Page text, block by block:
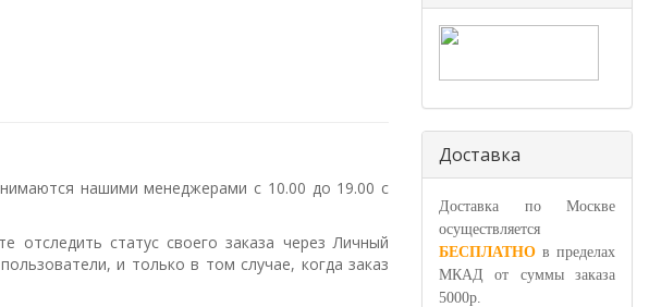
нашими менеджерами с 10.00 до 19.00 с
статус своего заказа через Личный
и только в том случае, когда заказ
Доставка
Доставка по Москве
осуществляется
БЕСПЛАТНО в пределах
МКАД от суммы заказа
5000р.